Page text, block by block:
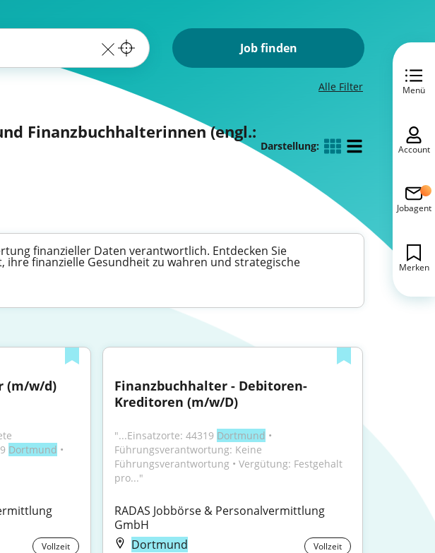
Job finden
Alle Filter
Finanzbuchhalterinnen (engl.:
Darstellung:
finanzieller Daten verantwortlich. Entdecken Sie
finanzielle Gesundheit zu wahren und strategische
(m/w/d)
Dortmund •
Vollzeit
Finanzbuchhalter - Debitoren-
Kreditoren (m/w/D)
"...Einsatzorte: 44319 Dortmund •
Führungsverantwortung: Keine
Führungsverantwortung • Vergütung: Festgehalt
pro..."
RADAS Jobbörse & Personalvermittlung
GmbH
Dortmund
Vollzeit
Menü
Account
Jobagent
Merken